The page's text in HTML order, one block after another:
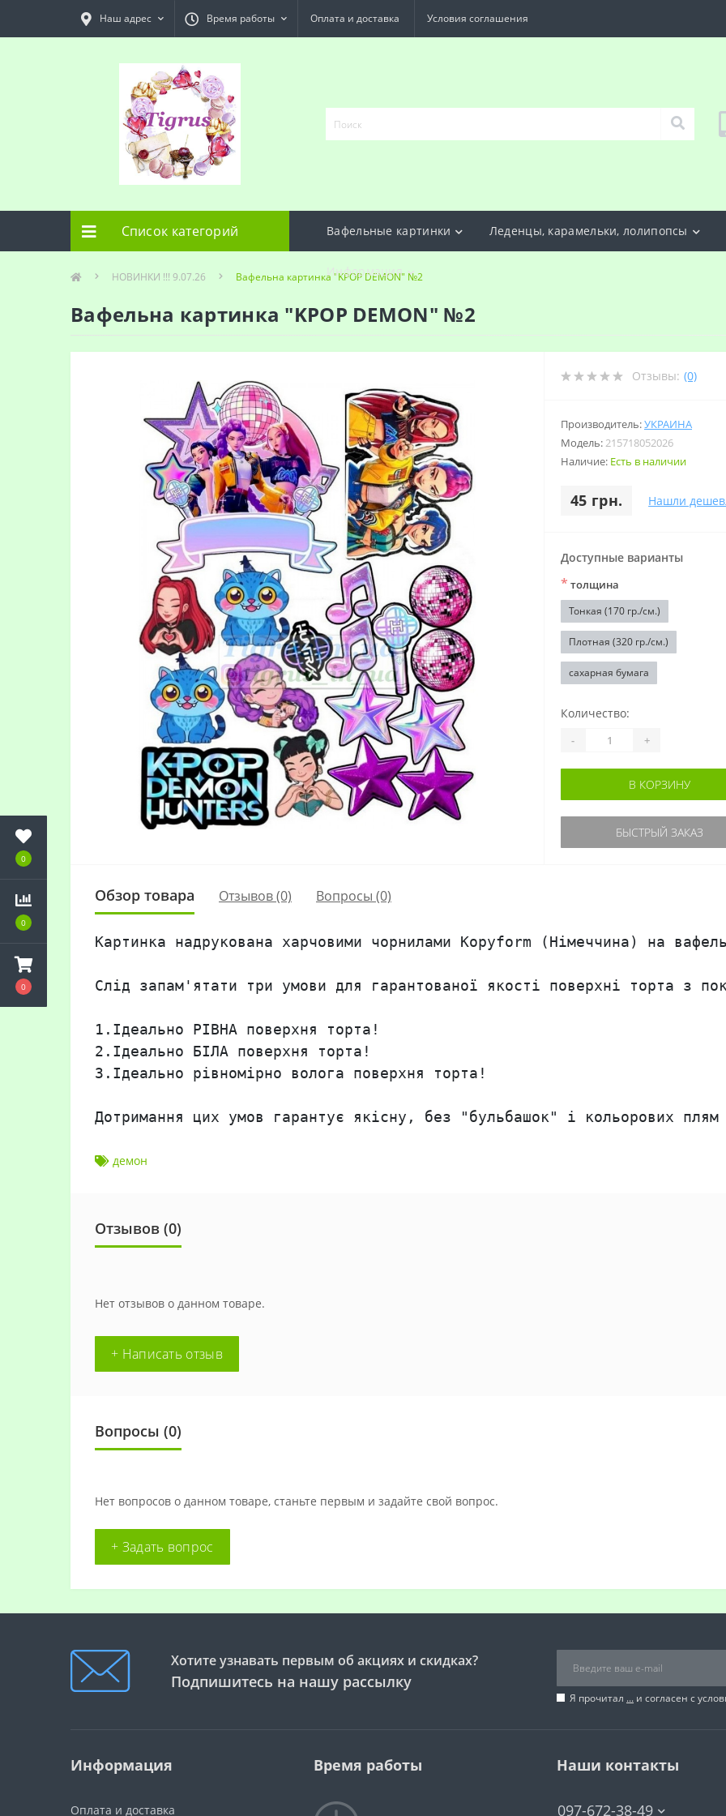
0
0
0
Наш адрес Время работы Оплата и доставка Условия соглашения
Список категорий Вафельные картинки Леденцы, карамельки, лолипопсы
Информация
НОВИНКИ !!! 9.07.26 Вафельна картинка "KPOP DEMON" №2
Вафельна картинка "KPOP DEMON" №2
Отзывы: (0)
Производитель:УКРАИНА
Модель:215718052026
Наличие: Есть в наличии
45 грн. Нашли
Доступные варианты
* толщина
Тонкая (170 гр./см.)
Плотная (320 гр./см.)
сахарная бумага
Количество:
- +
В КОРЗИНУ
БЫСТРЫЙ ЗАКАЗ
Обзор товара Отзывов (0) Вопросы (0)
Картинка надрукована харчовими чорнилами Kopyform (Німеччина) на
Слід запам'ятати три умови для гарантованої якості поверхні торта з
1.Ідеально РІВНА поверхня торта!
2.Ідеально БІЛА поверхня торта!
3.Ідеально рівномірно волога поверхня торта!
Дотримання цих умов гарантує якісну, без "бульбашок" і кольорових
демон
Отзывов (0)
Нет отзывов о данном товаре.
+ Написать отзыв
Вопросы (0)
Нет вопросов о данном товаре, станьте первым и задайте свой вопрос.
+ Задать вопрос
Хотите узнавать первым об акциях и скидках?
Подпишитесь на нашу рассылку
Я прочитал ... и согласен с
Информация
Оплата и доставка
Время работы Наши контакты
097-672-38-49